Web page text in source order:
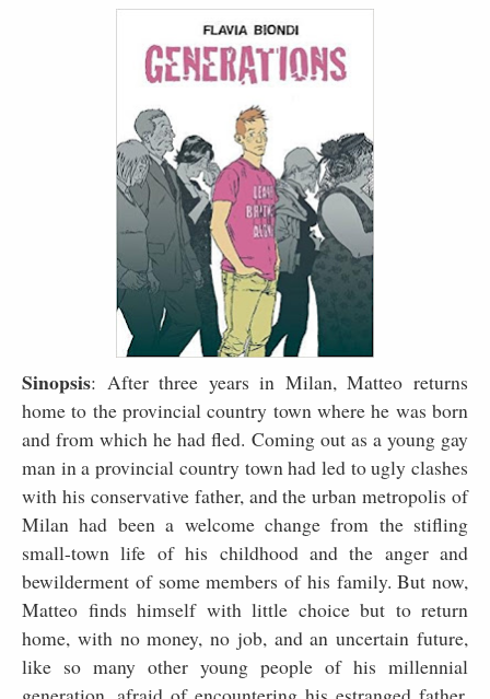
Sinopsis: After three years in Milan, Matteo returns
home to the provincial country town where he was born
and from which he had fled. Coming out as a young gay
man in a provincial country town had led to ugly clashes
with his conservative father, and the urban metropolis of
Milan had been a welcome change from the stifling
small-town life of his childhood and the anger and
bewilderment of some members of his family. But now,
Matteo finds himself with little choice but to return
home, with no money, no job, and an uncertain future,
like so many other young people of his millennial